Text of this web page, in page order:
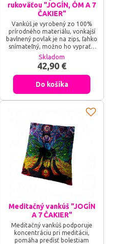
rukoväťou "JOGÍN, ÓM A 7
ČAKIER"
Vankúš je vyrobený zo 100%
prírodného materiálu, vonkajší
bavlnený povlak je na zips, ľahko
snímateľný, možno ho vyprať v
studenej alebo vlažnej vode do
30 st. C, vnútorný bavlnený
povlak je na šnúrku, naplnený
šupkami pohánky, ktoré majú
mikromasážne účinky, dobre sa
prispôsobia tvarovo, udržia
objem a sú pružnou oporou a
Skladom
42,90 €
Do košíka
Meditačný vankúš "JOGÍN
A 7 ČAKIER"
Meditačný vankúš podporuje
koncentráciu pri meditácii,
pomáha predísť bolestiam